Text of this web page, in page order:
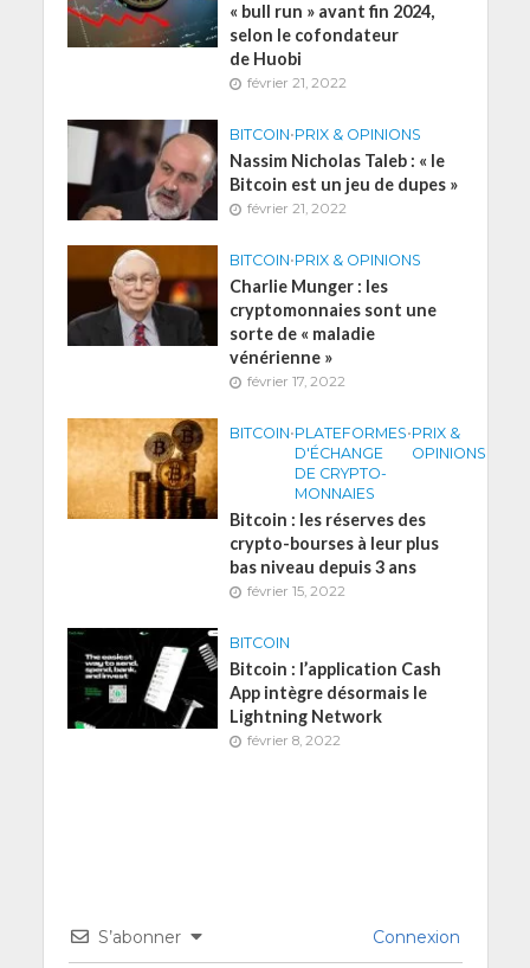
« bull run » avant fin 2024,
selon le cofondateur
de Huobi
février 21, 2022
BITCOIN•PRIX & OPINIONS
Nassim Nicholas Taleb : « le
Bitcoin est un jeu de dupes »
février 21, 2022
BITCOIN•PRIX & OPINIONS
Charlie Munger : les
cryptomonnaies sont une
sorte de « maladie
vénérienne »
février 17, 2022
BITCOIN•PLATEFORMES
D'ÉCHANGE
DE CRYPTO-
MONNAIES
•PRIX &
OPINIONS
Bitcoin : les réserves des
crypto-bourses à leur plus
bas niveau depuis 3 ans
février 15, 2022
BITCOIN
Bitcoin : l’application Cash
App intègre désormais le
Lightning Network
février 8, 2022
S’abonner Connexion